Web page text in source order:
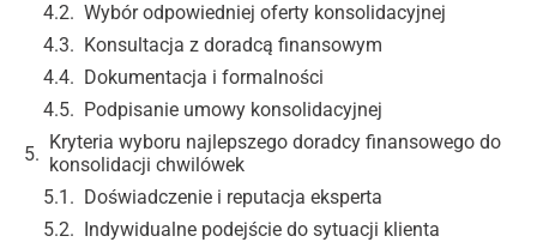
Wybór odpowiedniej oferty konsolidacyjnej
Konsultacja z doradcą finansowym
Dokumentacja i formalności
Podpisanie umowy konsolidacyjnej
Kryteria wyboru najlepszego doradcy finansowego do
konsolidacji chwilówek
Doświadczenie i reputacja eksperta
Indywidualne podejście do sytuacji klienta